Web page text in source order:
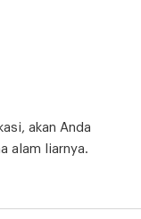
akan Anda
alam liarnya.